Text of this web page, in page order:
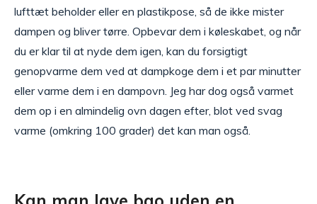
lufttæt beholder eller en plastikpose, så de ikke mister
dampen og bliver tørre. Opbevar dem i køleskabet, og når
du er klar til at nyde dem igen, kan du forsigtigt
genopvarme dem ved at dampkoge dem i et par minutter
eller varme dem i en dampovn. Jeg har dog også varmet
dem op i en almindelig ovn dagen efter, blot ved svag
varme (omkring 100 grader) det kan man også.